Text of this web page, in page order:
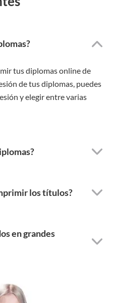
tus diplomas online de
de tus diplomas, puedes
y elegir entre varias
los títulos?
en grandes